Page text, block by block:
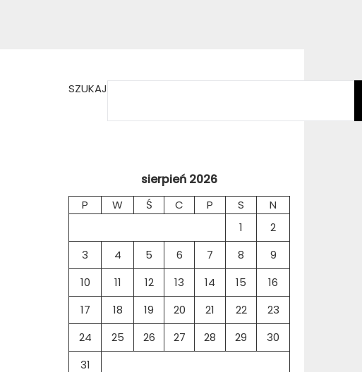
SZUKAJ
sierpień 2026
P W Ś C P S
N
1
2
3
4 5 6 7 8
9
10
11 12 13 14 15
16
17
18 19 20 21 22
23
24
25 26 27 28 29
30
31